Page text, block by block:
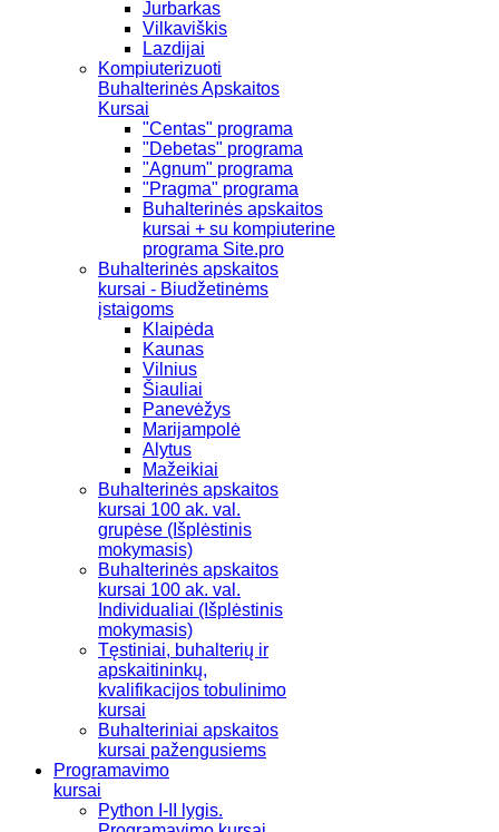
Jurbarkas
Vilkaviškis
Lazdijai
Kompiuterizuoti
Buhalterinės Apskaitos
Kursai
"Centas" programa
"Debetas" programa
"Agnum" programa
"Pragma" programa
Buhalterinės apskaitos
kursai + su kompiuterine
programa Site.pro
Buhalterinės apskaitos
kursai - Biudžetinėms
įstaigoms
Klaipėda
Kaunas
Vilnius
Šiauliai
Panevėžys
Marijampolė
Alytus
Mažeikiai
Buhalterinės apskaitos
kursai 100 ak. val.
grupėse (Išplėstinis
mokymasis)
Buhalterinės apskaitos
kursai 100 ak. val.
Individualiai (Išplėstinis
mokymasis)
Tęstiniai, buhalterių ir
apskaitininkų,
kvalifikacijos tobulinimo
kursai
Buhalteriniai apskaitos
kursai pažengusiems
Programavimo
kursai
Python I-II lygis.